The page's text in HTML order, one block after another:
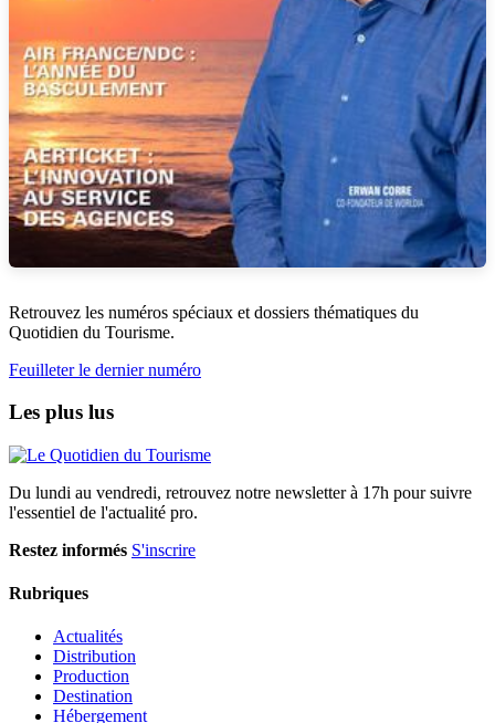
Retrouvez les numéros spéciaux et dossiers thématiques du
Quotidien du Tourisme.
Feuilleter le dernier numéro
Les plus lus
Du lundi au vendredi, retrouvez notre newsletter à 17h pour suivre
l'essentiel de l'actualité pro.
Restez informés S'inscrire
Rubriques
Actualités
Distribution
Production
Destination
Hébergement